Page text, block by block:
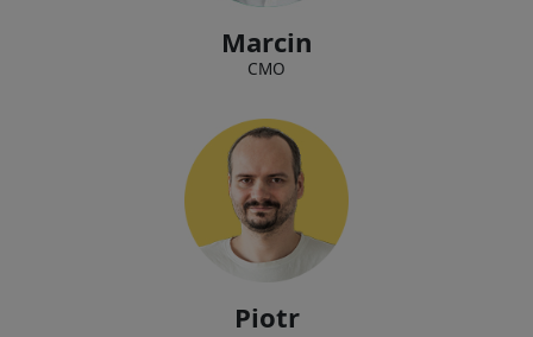
Marcin
CMO
Piotr
Implementar nuevas tecnologías dentro de la empresa, desarrollar y
brindar soporte para las aplicaciones de nuestros clientes.